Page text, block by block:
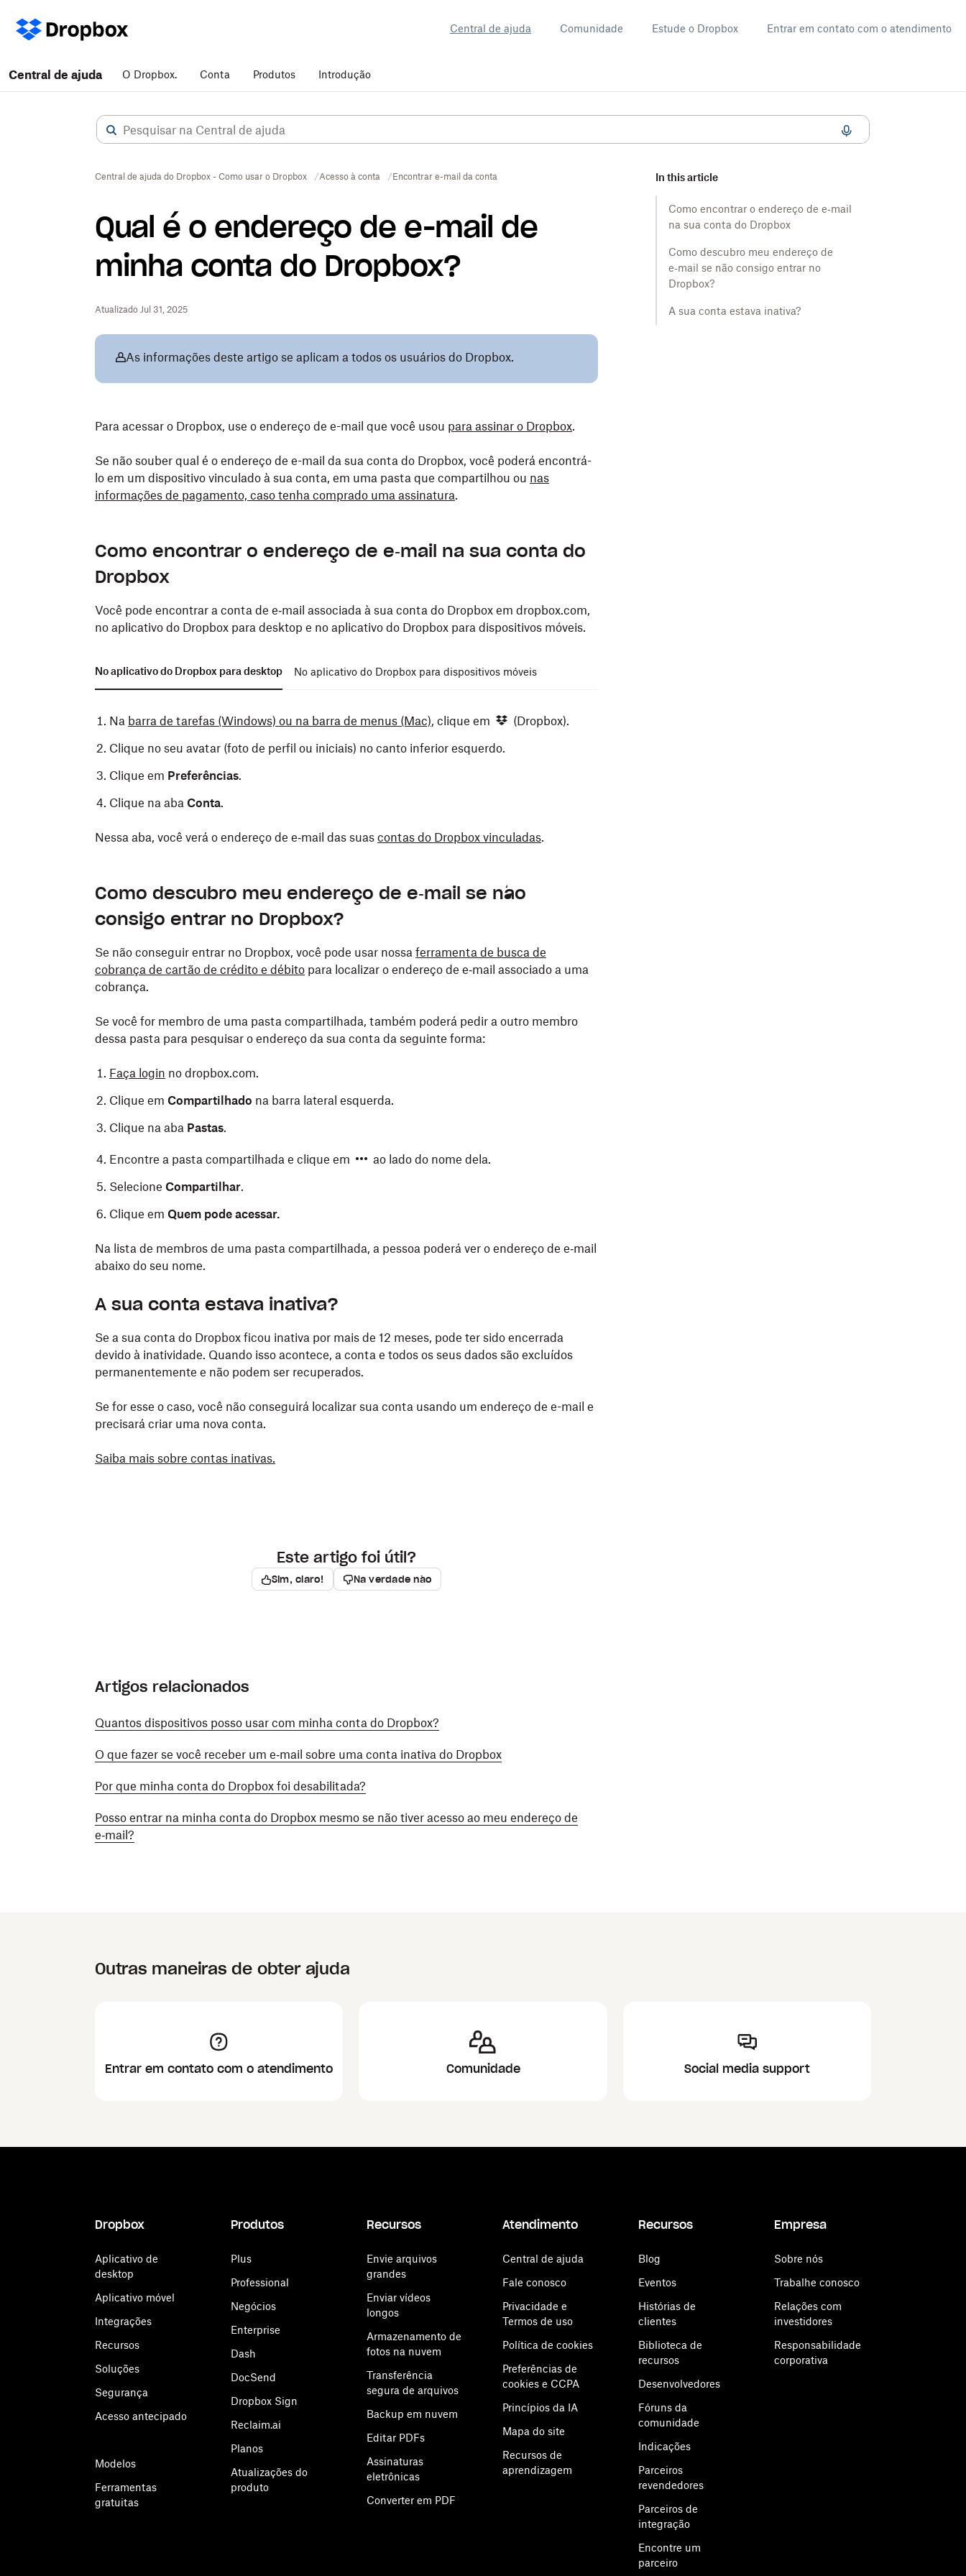
Central de ajuda Comunidade Estude o Dropbox Entrar em contato com o atendimento
Central de ajuda O Dropbox. Conta Produtos Introdução
Central de ajuda do Dropbox - Como usar o Dropbox Acesso à conta Encontrar e-mail da conta
Qual é o endereço de e-mail de
minha conta do Dropbox?
Atualizado Jul 31, 2025
In this article
Como encontrar o endereço de e‑mail
na sua conta do Dropbox
Como descubro meu endereço de
e‑mail se não consigo entrar no
Dropbox?
A sua conta estava inativa?
As informações deste artigo se aplicam a todos os usuários do Dropbox.
Para acessar o Dropbox, use o endereço de e-mail que você usou para assinar o Dropbox.
Se não souber qual é o endereço de e-mail da sua conta do Dropbox, você poderá encontrá-
lo em um dispositivo vinculado à sua conta, em uma pasta que compartilhou ou nas
informações de pagamento, caso tenha comprado uma assinatura.
Como encontrar o endereço de e‑mail na sua conta do
Dropbox
Você pode encontrar a conta de e‑mail associada à sua conta do Dropbox em dropbox.com,
no aplicativo do Dropbox para desktop e no aplicativo do Dropbox para dispositivos móveis.
No aplicativo do Dropbox para desktop No aplicativo do Dropbox para dispositivos móveis
Na barra de tarefas (Windows) ou na barra de menus (Mac), clique em
(Dropbox).
Clique no seu avatar (foto de perfil ou iniciais) no canto inferior esquerdo.
Clique em Preferências.
Clique na aba Conta.
Nessa aba, você verá o endereço de e‑mail das suas contas do Dropbox vinculadas.
No canto inferior direito da tela, toque em (conta).
Você pode tocar nas setas para cima e para baixo ao lado do seu nome e e‑mail para ver o
endereço associado à sua
Como descubro meu endereço de e‑mail se não
consigo entrar no Dropbox?
Se não conseguir entrar no Dropbox, você pode usar nossa ferramenta de busca de
cobrança de cartão de crédito e débito para localizar o endereço de e‑mail associado a uma
cobrança.
Se você for membro de uma pasta compartilhada, também poderá pedir a outro membro
dessa pasta para pesquisar o endereço da sua conta da seguinte forma:
Faça login no dropbox.com.
Clique em Compartilhado na barra lateral esquerda.
Clique na aba Pastas.
Encontre a pasta compartilhada e clique em
ao lado do nome dela.
Selecione Compartilhar.
Clique em Quem pode acessar.
Na lista de membros de uma pasta compartilhada, a pessoa poderá ver o endereço de e‑mail
abaixo do seu nome.
A sua conta estava inativa?
Se a sua conta do Dropbox ficou inativa por mais de 12 meses, pode ter sido encerrada
devido à inatividade. Quando isso acontece, a conta e todos os seus dados são excluídos
permanentemente e não podem ser recuperados.
Se for esse o caso, você não conseguirá localizar sua conta usando um endereço de e-mail e
precisará criar uma nova conta.
Saiba mais sobre contas inativas.
Este artigo foi útil?
Sim, claro! Na verdade não
Artigos relacionados
Quantos dispositivos posso usar com minha conta do Dropbox?
O que fazer se você receber um e‑mail sobre uma conta inativa do Dropbox
Por que minha conta do Dropbox foi desabilitada?
Posso entrar na minha conta do Dropbox mesmo se não tiver acesso ao meu endereço de
e‑mail?
Outras maneiras de obter ajuda
Entrar em contato com o atendimento Comunidade Social media support
Dropbox
Aplicativo de
desktop
Aplicativo móvel
Integrações
Recursos
Soluções
Segurança
Acesso antecipado
Modelos
Ferramentas
gratuitas
Produtos
Plus
Professional
Negócios
Enterprise
Dash
DocSend
Dropbox Sign
Reclaim.ai
Planos
Atualizações do
produto
Recursos
Envie arquivos
grandes
Enviar vídeos
longos
Armazenamento de
fotos na nuvem
Transferência
segura de arquivos
Backup em nuvem
Editar PDFs
Assinaturas
eletrônicas
Converter em PDF
Atendimento
Central de ajuda
Fale conosco
Privacidade e
Termos de uso
Política de cookies
Preferências de
cookies e CCPA
Princípios da IA
Mapa do site
Recursos de
aprendizagem
Recursos
Blog
Eventos
Histórias de
clientes
Biblioteca de
recursos
Desenvolvedores
Fóruns da
comunidade
Indicações
Parceiros
revendedores
Parceiros de
integração
Encontre um
parceiro
Empresa
Sobre nós
Trabalhe conosco
Relações com
investidores
Responsabilidade
corporativa